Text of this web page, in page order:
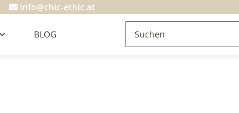
info@chic-ethic.at
BLOG